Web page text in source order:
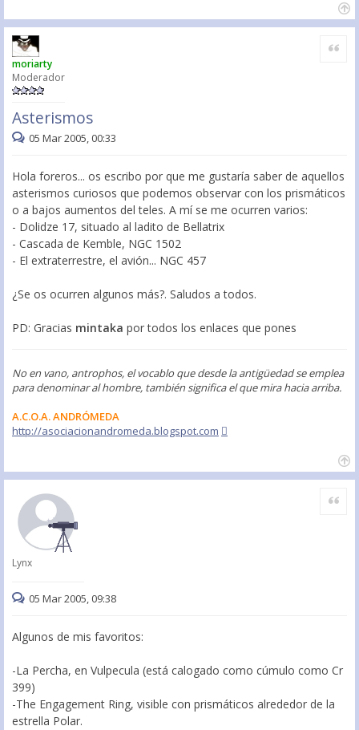
moriarty
Moderador
Asterismos
Citar
05 Mar 2005, 00:33
Hola foreros... os escribo por que me gustaría saber de aquellos
asterismos curiosos que podemos observar con los prismáticos
o a bajos aumentos del teles. A mí se me ocurren varios:
- Dolidze 17, situado al ladito de Bellatrix
- Cascada de Kemble, NGC 1502
- El extraterrestre, el avión... NGC 457
¿Se os ocurren algunos más?. Saludos a todos.
PD: Gracias mintaka por todos los enlaces que pones
No en vano, antrophos, el vocablo que desde la antigüedad se emplea
para denominar al hombre, también significa el que mira hacia arriba.
A.C.O.A. ANDRÓMEDA
http://asociacionandromeda.blogspot.com
Lynx
Citar
05 Mar 2005, 09:38
Algunos de mis favoritos:
-La Percha, en Vulpecula (está calogado como cúmulo como Cr
399)
-The Engagement Ring, visible con prismáticos alrededor de la
estrella Polar.